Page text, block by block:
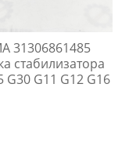
31306861485
стабилизатора
G30 G11 G12 G16